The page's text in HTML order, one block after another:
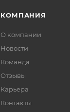
КОМПАНИЯ
О компании
Новости
Команда
Отзывы
Карьера
Контакты